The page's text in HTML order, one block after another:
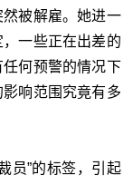
被解雇。她进一
一些正在出差的
何预警的情况下
响范围究竟有多
员”的标签，引起